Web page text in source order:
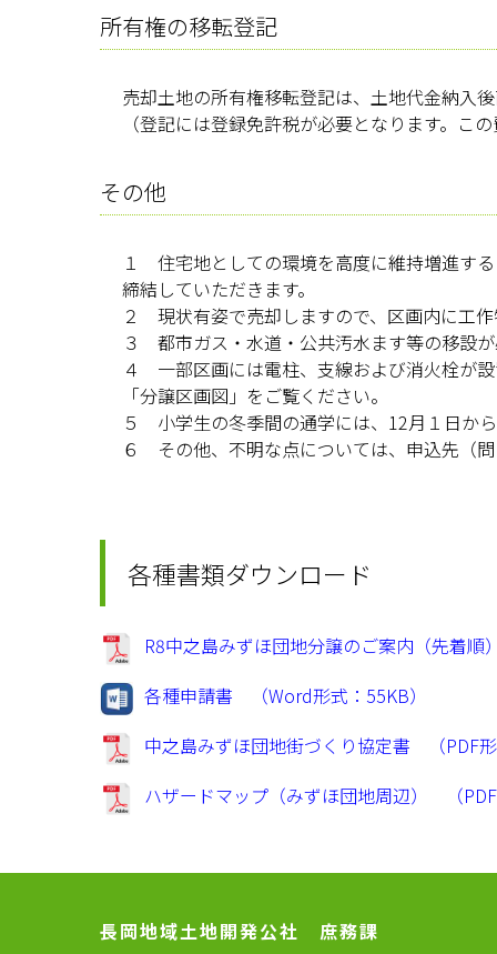
所有権の移転登記
売却土地の所有権移転登記は、土地代金納入
（登記には登録免許税が必要となります。こ
その他
１ 住宅地としての環境を高度に維持増進す
締結していただきます。
２ 現状有姿で売却しますので、区画内に工
３ 都市ガス・水道・公共汚水ます等の移設
４ 一部区画には電柱、支線および消火栓が
「分譲区画図」をご覧ください。
５ 小学生の冬季間の通学には、12月１日か
６ その他、不明な点については、申込先（
各種書類ダウンロード
R8中之島みずほ団地分譲のご案内（先着
各種申請書 （Word形式：55KB）
中之島みずほ団地街づくり協定書 （PDF
ハザードマップ（みずほ団地周辺） （
長岡地域土地開発公社 庶務課